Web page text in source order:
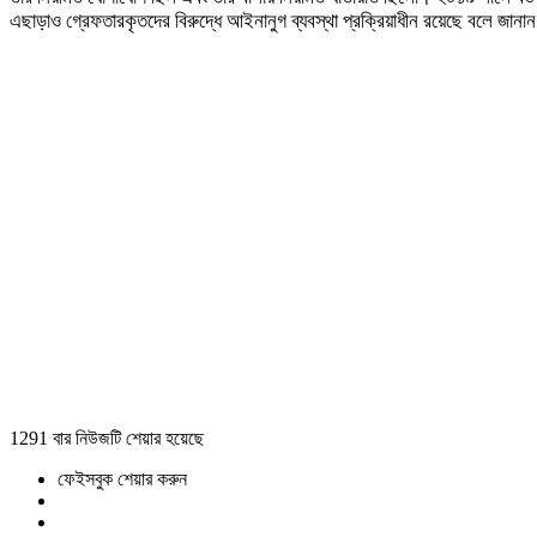
এছাড়াও গ্রেফতারকৃতদের বিরুদ্ধে আইনানুগ ব্যবস্থা প্রক্রিয়াধীন রয়েছে বলে জানান
1291 বার নিউজটি শেয়ার হয়েছে
ফেইসবুক শেয়ার করুন